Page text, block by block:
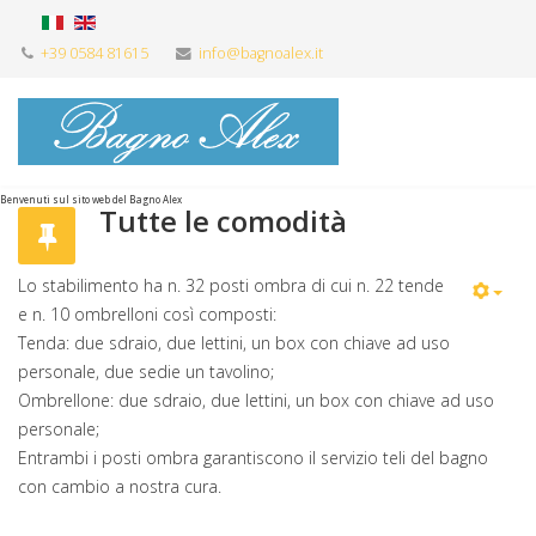
+39 0584 81615 info@bagnoalex.it
Benvenuti sul sito web del Bagno Alex
Tutte le comodità
Lo stabilimento ha n. 32 posti ombra di cui n. 22 tende
e n. 10 ombrelloni così composti:
Tenda: due sdraio, due lettini, un box con chiave ad uso
personale, due sedie un tavolino;
Ombrellone: due sdraio, due lettini, un box con chiave ad uso
personale;
Entrambi i posti ombra garantiscono il servizio teli del bagno
con cambio a nostra cura.